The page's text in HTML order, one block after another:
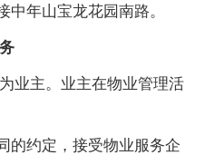
中年山宝龙花园南路。
主。业主在物业管理活
约定，接受物业服务企